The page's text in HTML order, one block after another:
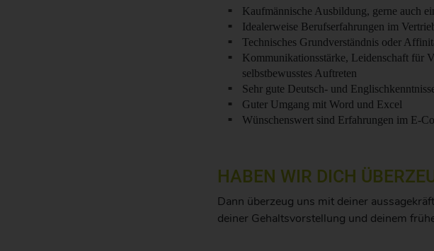
Kaufmännische Ausbildung, gerne auch
Idealerweise Berufserfahrungen im
Technisches Grundverständnis oder
Kommunikationsstärke, Leidenschaft für
selbstbewusstes Auftreten
Sehr gute Deutsch- und
Guter Umgang mit Word und Excel
Wünschenswert sind Erfahrungen im E-
HABEN WIR DICH
Dann überzeug uns mit deiner
deiner Gehaltsvorstellung und deinem